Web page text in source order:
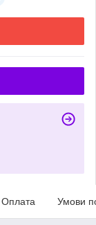
Оплата Умови